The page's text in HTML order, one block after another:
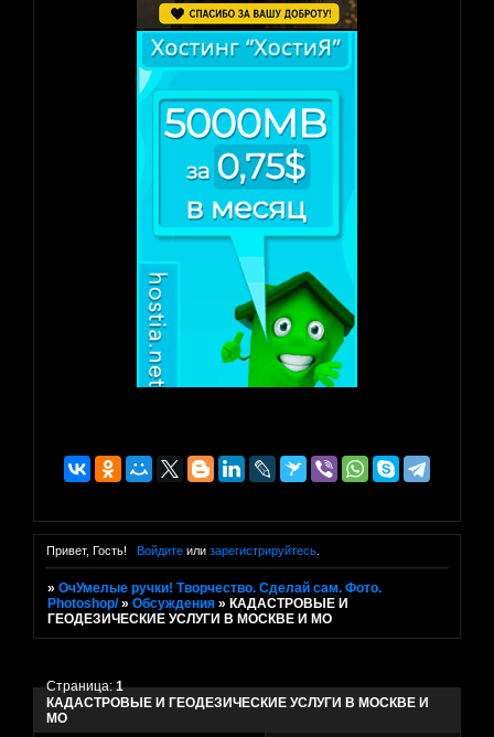
Привет, Гость! Войдитеили зарегистрируйтесь.
»ОчУмелые ручки! Творчество. Сделай сам. Фото.
Photoshop/ »Обсуждения » КАДАСТРОВЫЕ И
ГЕОДЕЗИЧЕСКИЕ УСЛУГИ В МОСКВЕ И МО
КАДАСТРОВЫЕ И ГЕОДЕЗИЧЕСКИЕ УСЛУГИ В МОСКВЕ И
МО
Страница:1